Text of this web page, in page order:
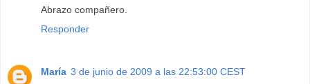
Abrazo compañero.
Responder
María 3 de junio de 2009 a las 22:53:00 CEST